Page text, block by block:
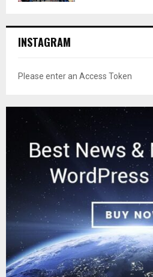
INSTAGRAM
Please enter an Access Token